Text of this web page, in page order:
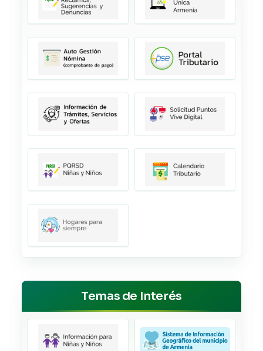
Temas de Interés